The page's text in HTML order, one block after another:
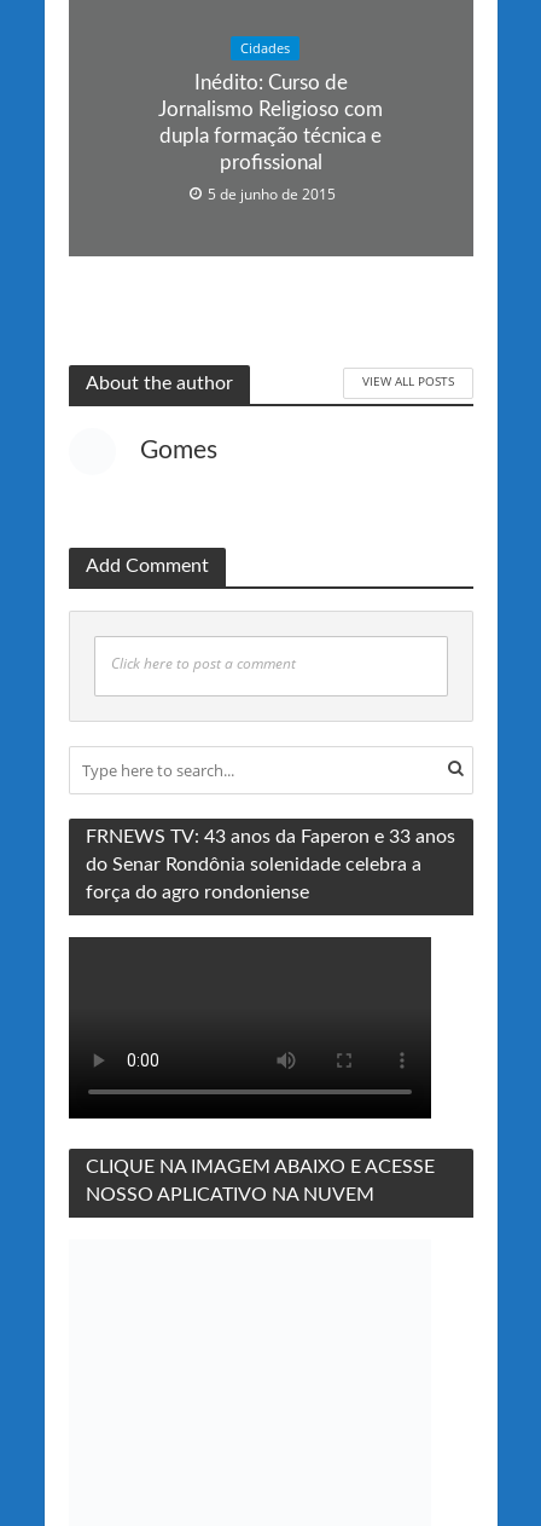
Cidades
Inédito: Curso de
Jornalismo Religioso com
dupla formação técnica e
profissional
5 de junho de 2015
About the author VIEW ALL POSTS
Gomes
Add Comment
Click here to post a comment
FRNEWS TV: 43 anos da Faperon e 33 anos
do Senar Rondônia solenidade celebra a
força do agro rondoniense
CLIQUE NA IMAGEM ABAIXO E ACESSE
NOSSO APLICATIVO NA NUVEM